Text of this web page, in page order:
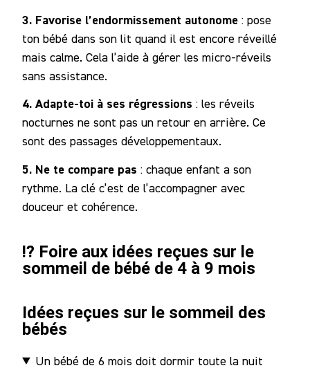
3. Favorise l’endormissement autonome : pose
ton bébé dans son lit quand il est encore réveillé
mais calme. Cela l’aide à gérer les micro-réveils
sans assistance.
4. Adapte-toi à ses régressions : les réveils
nocturnes ne sont pas un retour en arrière. Ce
sont des passages développementaux.
5. Ne te compare pas : chaque enfant a son
rythme. La clé c’est de l’accompagner avec
douceur et cohérence.
⁉️ Foire aux idées reçues sur le
sommeil de bébé de 4 à 9 mois
Idées reçues sur le sommeil des
bébés
Un bébé de 6 mois doit dormir toute la nuit